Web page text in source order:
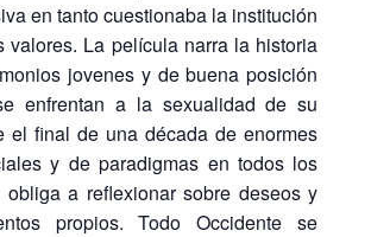
en tanto cuestionaba la institución
valores. La película narra la historia
jovenes y de buena posición
enfrentan a la sexualidad de su
el final de una década de enormes
y de paradigmas en todos los
obliga a reflexionar sobre deseos y
propios. Todo Occidente se